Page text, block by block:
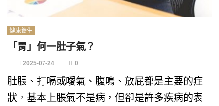
健康養生
「胃」何一肚子氣？
2025-07-24 0
肚脹、打嗝或噯氣、腹鳴、放屁都是主要的症
狀，基本上脹氣不是病，但卻是許多疾病的表